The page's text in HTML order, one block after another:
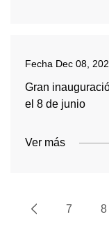
Fecha Dec 08,
Gran
el 8 de junio
Ver más
7 8